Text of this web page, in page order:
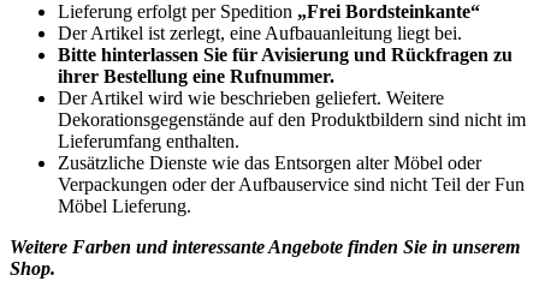
Lieferung erfolgt per Spedition „Frei Bordsteinkante“
Der Artikel ist zerlegt, eine Aufbauanleitung liegt bei.
Bitte hinterlassen Sie für Avisierung und Rückfragen zu
ihrer Bestellung eine Rufnummer.
Der Artikel wird wie beschrieben geliefert. Weitere
Dekorationsgegenstände auf den Produktbildern sind nicht im
Lieferumfang enthalten.
Zusätzliche Dienste wie das Entsorgen alter Möbel oder
Verpackungen oder der Aufbauservice sind nicht Teil der Fun
Möbel Lieferung.
Weitere Farben und interessante Angebote finden Sie in unserem
Shop.